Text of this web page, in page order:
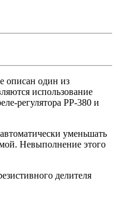
описан один из
использование
регулятора РР-380 и
уменьшать
Невыполнение этого
делителя